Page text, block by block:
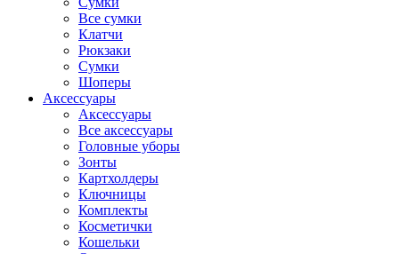
Все сумки
Клатчи
Рюкзаки
Сумки
Шоперы
Аксессуары
Аксессуары
Все аксессуары
Головные уборы
Зонты
Картхолдеры
Ключницы
Комплекты
Косметички
Кошельки